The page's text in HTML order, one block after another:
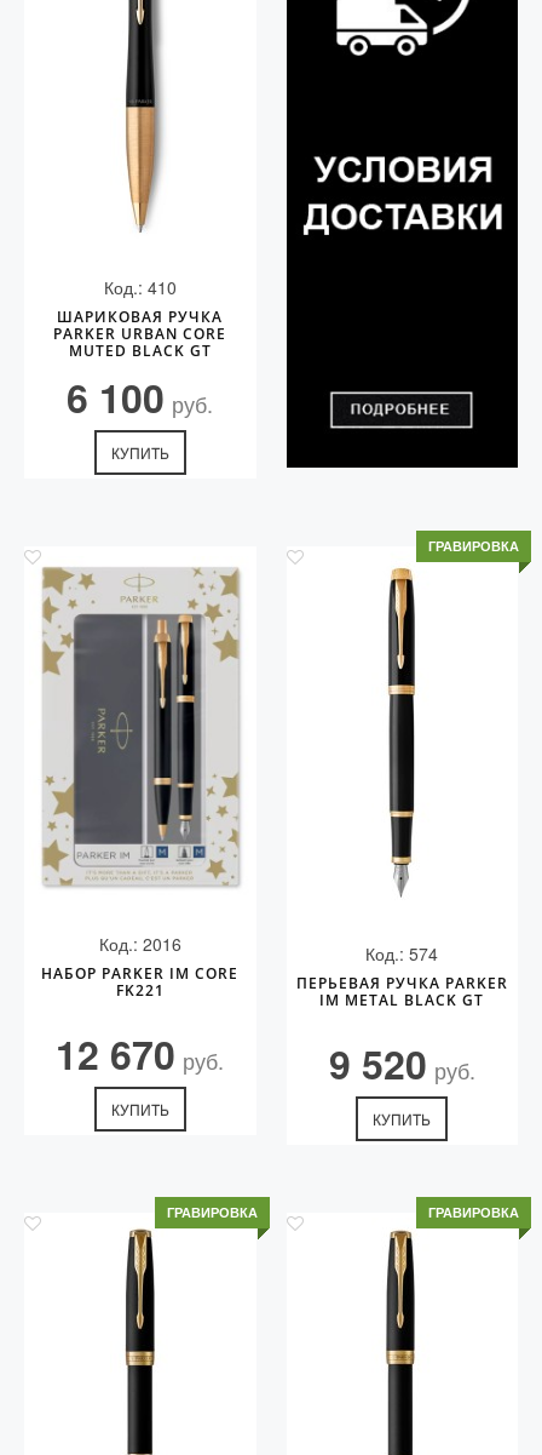
Код.: 410
ШАРИКОВАЯ РУЧКА
PARKER URBAN CORE
MUTED BLACK GT
6 100 руб.
КУПИТЬ
Код.: 2016
НАБОР PARKER IM CORE
FK221
12 670 руб.
КУПИТЬ
ГРАВИРОВКА
Код.: 574
ПЕРЬЕВАЯ РУЧКА PARKER
IM METAL BLACK GT
9 520 руб.
КУПИТЬ
ГРАВИРОВКА ГРАВИРОВКА